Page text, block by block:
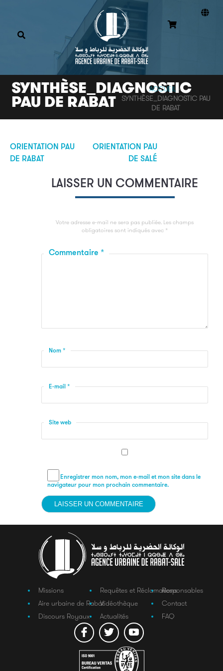
SYNTHÈSE_DIAGNOSTIC
PAU DE RABAT
ACCUEIL »
SYNTHÈSE_DIAGNOSTIC PAU
DE RABAT
Navigation
ORIENTATION PAU
DE RABAT
ORIENTATION PAU
DE SALÉ
LAISSER UN COMMENTAIRE
Votre adresse e-mail ne sera pas publiée. Les champs
obligatoires sont indiqués avec *
Commentaire *
Nom *
E-mail *
Site web
Enregistrer mon nom, mon e-mail et mon site dans le
navigateur pour mon prochain commentaire.
Missions
Aire urbaine de Rabat
Discours Royaux
Requêtes et Réclamations
Vidéothèque
Actualités
Responsables
Contact
FAQ